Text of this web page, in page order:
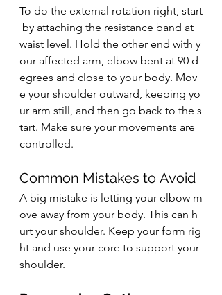
To do the external rotation right, start
by attaching the resistance band at
waist level. Hold the other end with y
our affected arm, elbow bent at 90 d
egrees and close to your body. Mov
e your shoulder outward, keeping yo
ur arm still, and then go back to the s
tart. Make sure your movements are
controlled.
Common Mistakes to Avoid
A big mistake is letting your elbow m
ove away from your body. This can h
urt your shoulder. Keep your form rig
ht and use your core to support your
shoulder.